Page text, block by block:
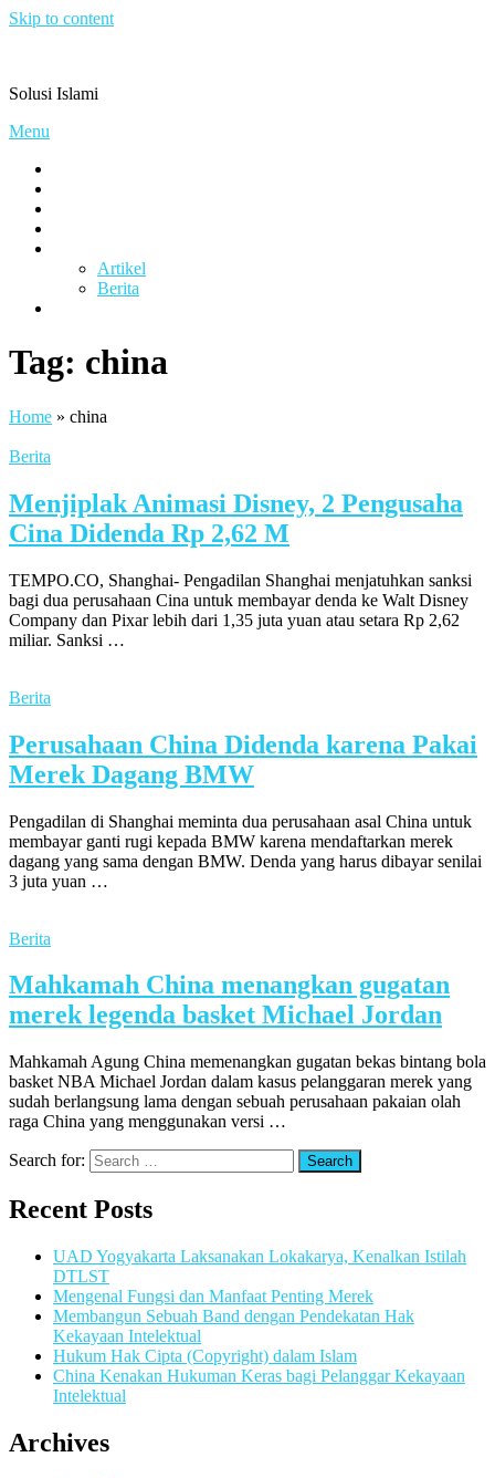
Skip to content
Solusi Islami
Menu
Artikel
Berita
Tag: china
Home » china
Berita
Menjiplak Animasi Disney, 2 Pengusaha
Cina Didenda Rp 2,62 M
TEMPO.CO, Shanghai- Pengadilan Shanghai menjatuhkan sanksi
bagi dua perusahaan Cina untuk membayar denda ke Walt Disney
Company dan Pixar lebih dari 1,35 juta yuan atau setara Rp 2,62
miliar. Sanksi …
Berita
Perusahaan China Didenda karena Pakai
Merek Dagang BMW
Pengadilan di Shanghai meminta dua perusahaan asal China untuk
membayar ganti rugi kepada BMW karena mendaftarkan merek
dagang yang sama dengan BMW. Denda yang harus dibayar senilai
3 juta yuan …
Berita
Mahkamah China menangkan gugatan
merek legenda basket Michael Jordan
Mahkamah Agung China memenangkan gugatan bekas bintang bola
basket NBA Michael Jordan dalam kasus pelanggaran merek yang
sudah berlangsung lama dengan sebuah perusahaan pakaian olah
raga China yang menggunakan versi …
Search for:
Recent Posts
UAD Yogyakarta Laksanakan Lokakarya, Kenalkan Istilah
DTLST
Mengenal Fungsi dan Manfaat Penting Merek
Membangun Sebuah Band dengan Pendekatan Hak
Kekayaan Intelektual
Hukum Hak Cipta (Copyright) dalam Islam
China Kenakan Hukuman Keras bagi Pelanggar Kekayaan
Intelektual
Archives